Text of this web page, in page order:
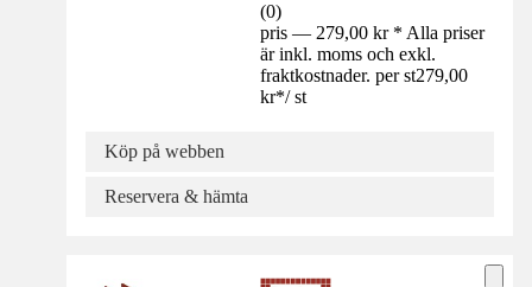
(0)
pris — 279,00 kr * Alla priser
är inkl. moms och exkl.
fraktkostnader. per st279,00
kr*/ st
Köp på webben
Reservera & hämta